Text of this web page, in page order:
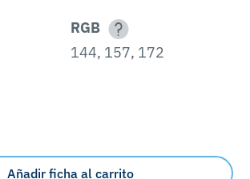
RGB
144, 157, 172
Añadir ficha al carrito